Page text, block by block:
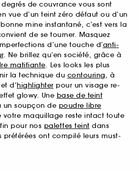
degrés de couvrance vous sont
vue d’un teint zéro défaut ou d’un
mine instantané, c’est vers la
de se tourner. Masquez
d’une touche d’anti-
. Ne brillez qu’en société, grâce à
matifiante. Les looks les plus
la technique du contouring, à
et d’highlighter pour un visage re-
glowy. Une base de teint
un soupçon de poudre libre
maquillage reste intact toute
pour nos palettes teint dans
préférées ont compilé leurs must-